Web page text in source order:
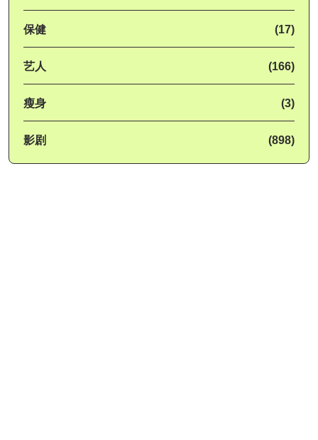
保健 (17)
艺人 (166)
瘦身 (3)
影剧 (898)